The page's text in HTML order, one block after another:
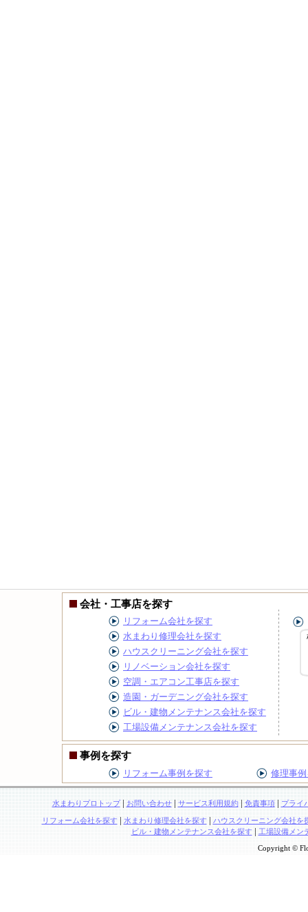
会社・工事店を探す
リフォーム会社を探す
水まわり修理会社を探す
ハウスクリーニング会社を探す
リノベーション会社を探す
空調・エアコン工事店を探す
造園・ガーデニング会社を探す
ビル・建物メンテナンス会社を探す
工場設備メンテナンス会社を探す
事例を探す
リフォーム事例を探す 修理事
水まわりプロトップ| お問い合わせ| サービス利用規約| 免責事項| プライ
リフォーム会社を探す | 水まわり修理会社を探す | ハウスクリーニング会社を
ビル・建物メンテナンス会社を探す| 工場設備メン
Copyright ©